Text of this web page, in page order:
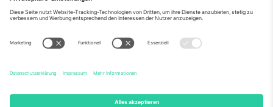
Av Chapultepec 360, Roma
Norte, Cuauhtémoc, 06700
Ciudad de México, CDMX,
Mexico
Die juristische Person des Plattformanbieters kann je nach
Informationen finden Sie auf der jeweiligen Veranstaltungsseite, im